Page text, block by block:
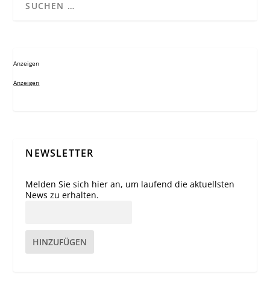
Anzeigen
Anzeigen
NEWSLETTER
Melden Sie sich hier an, um laufend die aktuellsten
News zu erhalten.
HINZUFÜGEN